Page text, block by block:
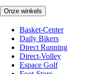
Onze winkels
Basket-Center
Daily Bikers
Direct Running
Direct-Volley
Espace Golf